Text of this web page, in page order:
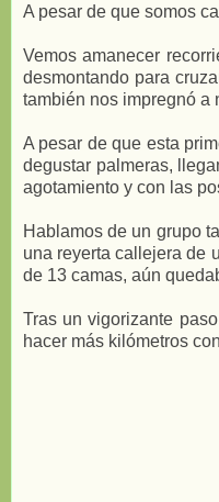
A pesar de que somos
Vemos amanecer
desmontando para
también nos impregnó a
A pesar de que esta
degustar palmeras,
agotamiento y con las
Hablamos de un grupo
una reyerta callejera de
de 13 camas, aún
Tras un vigorizante
hacer más kilómetros